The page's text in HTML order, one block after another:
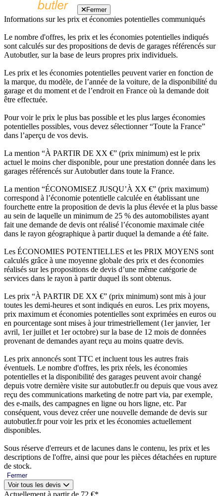
Fermer
Informations sur les prix et économies potentielles communiqués
Le nombre d'offres, les prix et les économies potentielles indiqués
sont calculés sur des propositions de devis de garages référencés sur
Autobutler, sur la base de leurs propres prix individuels.
Les prix et les économies potentielles peuvent varier en fonction de
la marque, du modèle, de l’année de la voiture, de la disponibilité du
garage et du moment et de l’endroit en France où la demande doit
être effectuée.
Pour voir le prix le plus bas possible et les plus larges économies
potentielles possibles, vous devez sélectionner “Toute la France”
dans l’aperçu de vos devis.
La mention “À PARTIR DE XX €” (prix minimum) est le prix
actuel le moins cher disponible, pour une prestation donnée dans les
garages référencés sur Autobutler dans toute la France.
La mention “ÉCONOMISEZ JUSQU’À XX €” (prix maximum)
correspond à l’économie potentielle calculée en établissant une
fourchette entre la proposition de devis la plus élevée et la plus basse
au sein de laquelle un minimum de 25 % des automobilistes ayant
fait une demande de devis ont réalisé l’économie maximale citée
dans le rayon géographique à partir duquel la demande a été faite.
Les ÉCONOMIES POTENTIELLES et les PRIX MOYENS sont
calculés grâce à une moyenne globale des prix et des économies
réalisés sur les propositions de devis d’une même catégorie de
services dans le rayon à partir duquel ils sont obtenus.
Les prix “À PARTIR DE XX €” (prix minimum) sont mis à jour
toutes les demi-heures et sont indiqués en euros. Les prix moyens,
prix maximum et économies potentielles sont exprimées en euros ou
en pourcentage sont mises à jour trimestriellement (1er janvier, 1er
avril, 1er juillet et 1er octobre) sur la base de 12 mois de données
provenant de demandes ayant reçu au moins quatre devis.
Les prix annoncés sont TTC et incluent tous les autres frais
éventuels. Le nombre d'offres, les prix réels, les économies
potentielles et la disponibilité des garages peuvent avoir changé
depuis votre dernière visite sur autobutler.fr ou depuis que vous avez
reçu des communications marketing de notre part via, par exemple,
des e-mails, des campagnes en ligne ou hors ligne, etc. Par
conséquent, vous devez créer une nouvelle demande de devis sur
autobutler.fr pour voir les prix et les économies actuellement
disponibles.
Sous réserve d'erreurs et de lacunes dans le contenu, les prix et les
descriptions de l'offre, ainsi que pour les pièces détachées en rupture
de stock.
Fermer
Voir tous les devis
Actuellement à partir de 72 €*